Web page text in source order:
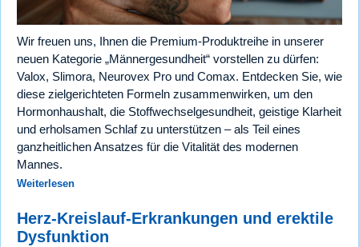
Wir freuen uns, Ihnen die Premium-Produktreihe in unserer
neuen Kategorie „Männergesundheit“ vorstellen zu dürfen:
Valox, Slimora, Neurovex Pro und Comax. Entdecken Sie, wie
diese zielgerichteten Formeln zusammenwirken, um den
Hormonhaushalt, die Stoffwechselgesundheit, geistige Klarheit
und erholsamen Schlaf zu unterstützen – als Teil eines
ganzheitlichen Ansatzes für die Vitalität des modernen
Mannes.
Weiterlesen
Herz-Kreislauf-Erkrankungen und erektile
Dysfunktion